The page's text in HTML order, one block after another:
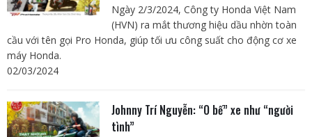
Ngày 2/3/2024, Công ty Honda Việt Nam
(HVN) ra mắt thương hiệu dầu nhờn toàn
cầu với tên gọi Pro Honda, giúp tối ưu công suất cho động cơ xe
máy Honda.
02/03/2024
Johnny Trí Nguyễn: “O bế” xe như “người
tình”